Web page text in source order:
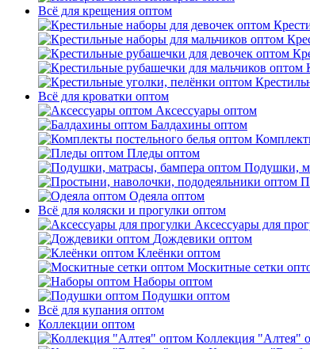
Всё для крещения оптом
Всё для кроватки оптом
Аксессуары оптом
Балдахины оптом
Пледы оптом
Подушки,
Одеяла оптом
Всё для коляски и прогулки оптом
Аксессуары для
Дождевики оптом
Клеёнки оптом
Москитные сетки
Наборы оптом
Подушки оптом
Всё для купания оптом
Коллекции оптом
Коллекция "Алтея"